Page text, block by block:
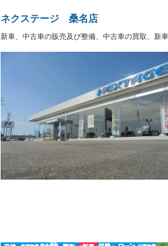
Bluetooth接続
－
ヘッドライトウォッシャ
ー
LEDヘッドランプ － HID(キセノン
パワーシート
フルフラットシート チップアッ
－ シートヒーター ウォークスル
－
－ ルーフレール － エアサスペン
ネクステージ 桑名店
新車、中古車の販売及び整備、中古車の買取、新